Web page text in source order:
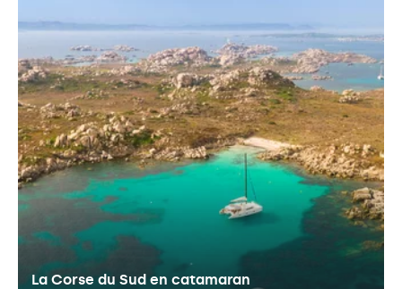
La Corse du Sud en catamaran